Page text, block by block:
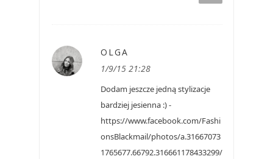
OLGA
1/9/15 21:28
Dodam jeszcze jedną stylizacje
bardziej jesienna :) -
https://www.facebook.com/Fashi
onsBlackmail/photos/a.31667073
1765677.66792.316661178433299/